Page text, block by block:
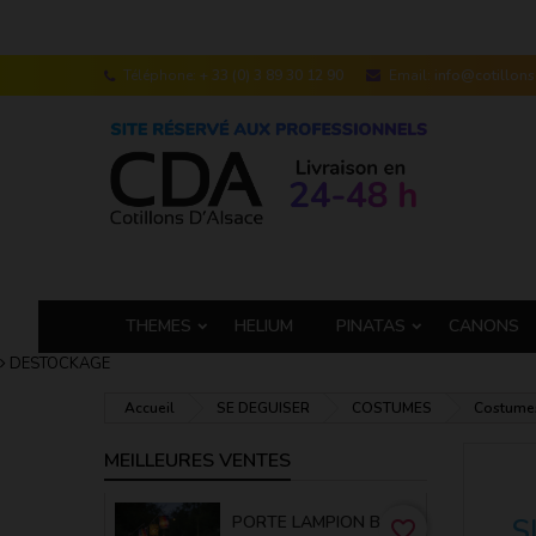
Téléphone: + 33 (0) 3 89 30 12 90 Email:
THEMES HELIUM PINATAS CANONS
DESTOCKAGE
Accueil SE DEGUISER COSTUMES
MEILLEURES VENTES
PORTE LAMPION BAMBOU 50 CM
favorite_border